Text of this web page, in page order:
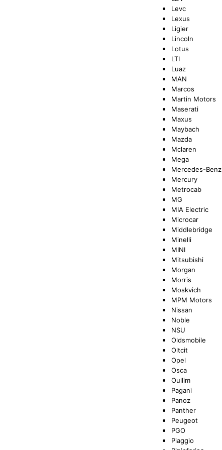
Levc
Lexus
Ligier
Lincoln
Lotus
LTI
Luaz
MAN
Marcos
Martin Motors
Maserati
Maxus
Maybach
Mazda
Mclaren
Mega
Mercedes-Benz
Mercury
Metrocab
MG
MIA Electric
Microcar
Middlebridge
Minelli
MINI
Mitsubishi
Morgan
Morris
Moskvich
MPM Motors
Nissan
Noble
NSU
Oldsmobile
Oltcit
Opel
Osca
Oullim
Pagani
Panoz
Panther
Peugeot
PGO
Piaggio